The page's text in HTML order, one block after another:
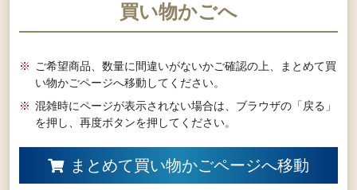
買い物かごへ
※
ご希望商品、数量に間違いがないかご確認の上、まとめて買
い物かごページへ移動してください。
※ 混雑時にページが表示されない場合は、ブラウザの「戻る」
を押し、再度ボタンを押してください。
まとめて買い物かごページへ移動